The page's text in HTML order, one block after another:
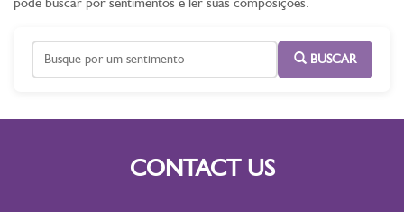
BUSCAR
CONTACT US